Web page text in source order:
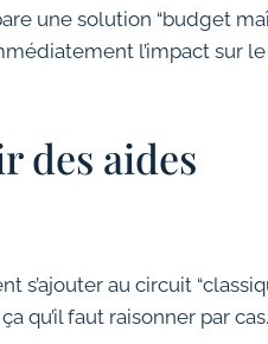
une solution “budget
l’impact sur
des aides
au circuit
qu’il faut raisonner par cas.